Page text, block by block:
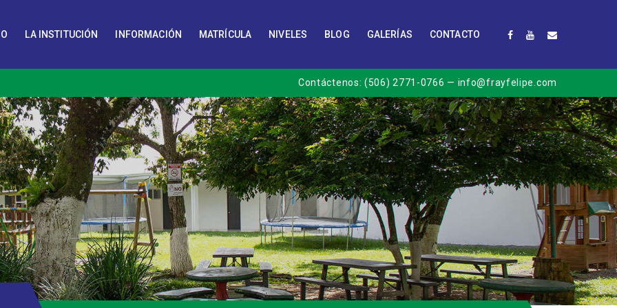
LA INSTITUCIÓN INFORMACIÓN MATRÍCULA NIVELES BLOG GALERÍAS CONTACTO
Contáctenos:(506) 2771-0766 — info@frayfelipe.com